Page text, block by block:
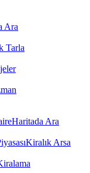
Ara
Tarla
Haritada Ara
Kiralık Arsa